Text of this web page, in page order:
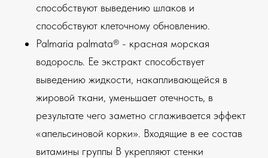
способствуют выведению шлаков и
способствуют клеточному обновлению.
Palmaria palmata® - красная морская
водоросль. Ее экстракт способствует
выведению жидкости, накапливающейся в
жировой ткани, уменьшает отечность, в
результате чего заметно сглаживается эффект
«апельсиновой корки». Входящие в ее состав
витамины группы В укрепляют стенки